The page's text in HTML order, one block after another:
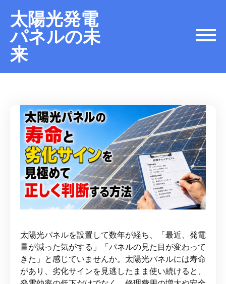
太陽光発電
パネルの未
来
太陽光パネルを設置して数年が経ち、「最近、発電
量が減った気がする」「パネルの見た目が変わって
きた」と感じていませんか。太陽光パネルには寿命
があり、劣化サインを見逃したまま使い続けると、